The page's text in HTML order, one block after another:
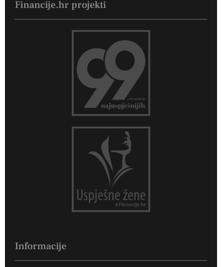
Financije.hr projekti
Informacije